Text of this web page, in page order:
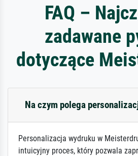
FAQ –
zadawane
dotyczące
Na czym polega
Personalizacja wydruku w
intuicyjny proces, który pozwala